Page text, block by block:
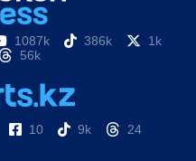
1087k 386k
1k
56k
10 9k 24